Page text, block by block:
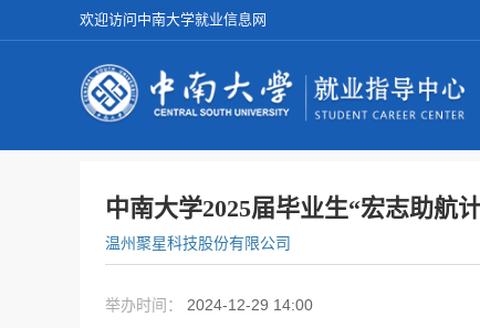
欢迎访问中南大学就业信息网
中南大学2025届毕业生“宏志助航
温州聚星科技股份有限公司
举办时间： 2024-12-29 14:00